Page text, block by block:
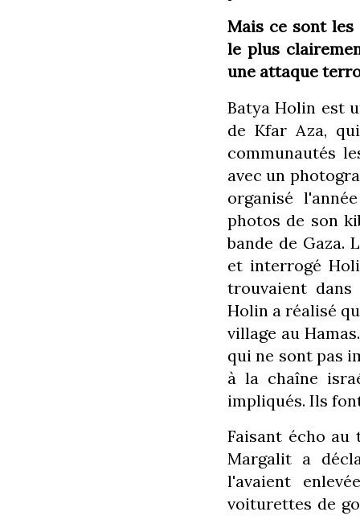
Mais ce sont les
le plus
une attaque
Batya Holin est
de Kfar Aza,
communautés
avec un
organisé
photos de son
bande de Gaza.
et interrogé
trouvaient
Holin a réalisé
village au
qui ne sont pas
à la chaîne
impliqués. Ils
Faisant écho au
Margalit a
l'avaient
voiturettes de